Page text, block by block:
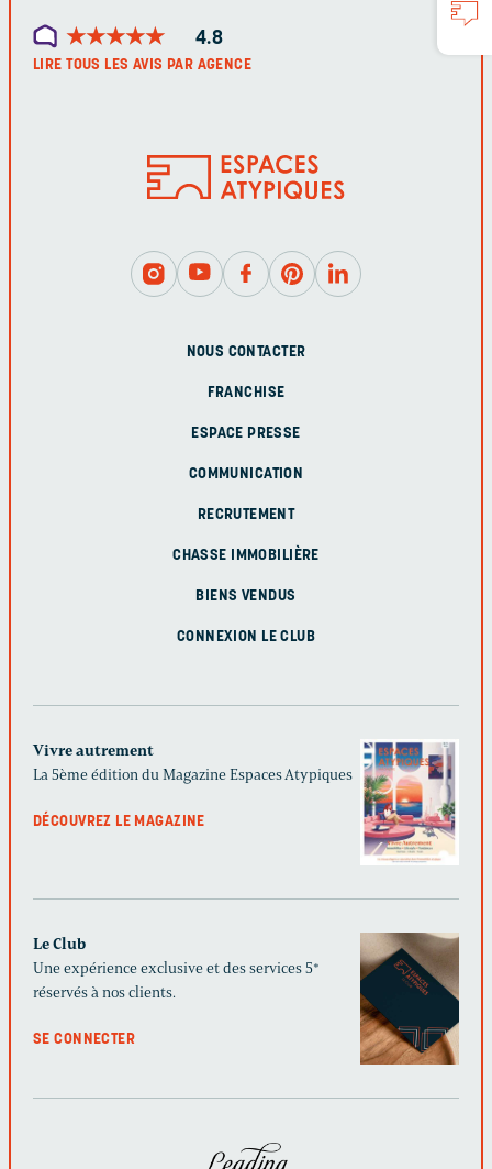
★★★★★
★★★★★ 4.8
LIRE TOUS LES AVIS PAR AGENCE
NOUS CONTACTER
FRANCHISE
ESPACE PRESSE
COMMUNICATION
RECRUTEMENT
CHASSE IMMOBILIÈRE
BIENS VENDUS
CONNEXION LE CLUB
Vivre autrement
La 5ème édition du Magazine Espaces Atypiques
DÉCOUVREZ LE MAGAZINE
Le Club
Une expérience exclusive et des services 5*
réservés à nos clients.
SE CONNECTER